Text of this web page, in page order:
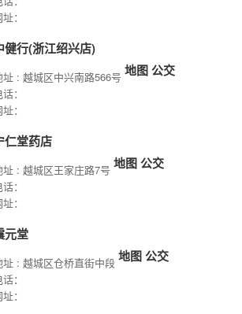
：
健行(浙江绍兴店)
址 : 越城区中兴南路566号 地图公交
：
：
仁堂药店
址 : 越城区王家庄路7号 地图公交
：
：
元堂
址 : 越城区仓桥直街中段 地图公交
：
：